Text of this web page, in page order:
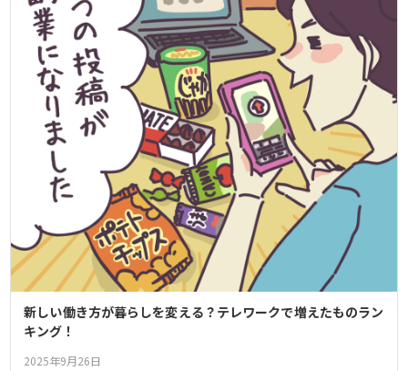
新しい働き方が暮らしを変える？テレワークで増えたものラン
キング！
2025年9月26日